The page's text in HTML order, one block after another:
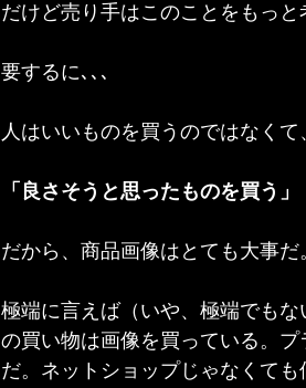
だけど売り手はこのことをもっと
要するに､､､
人はいいものを買うのではなくて
「良さそうと思ったものを買う」
だから、商品画像はとても大事だ
極端に言えば（いや、極端でも
の買い物は画像を買っている。プ
だ。ネットショップじゃなくて